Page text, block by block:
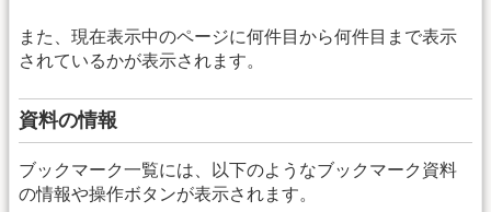
また、現在表示中のページに何件目から何件目まで表示
されているかが表示されます。
資料の情報
ブックマーク一覧には、以下のようなブックマーク資料
の情報や操作ボタンが表示されます。